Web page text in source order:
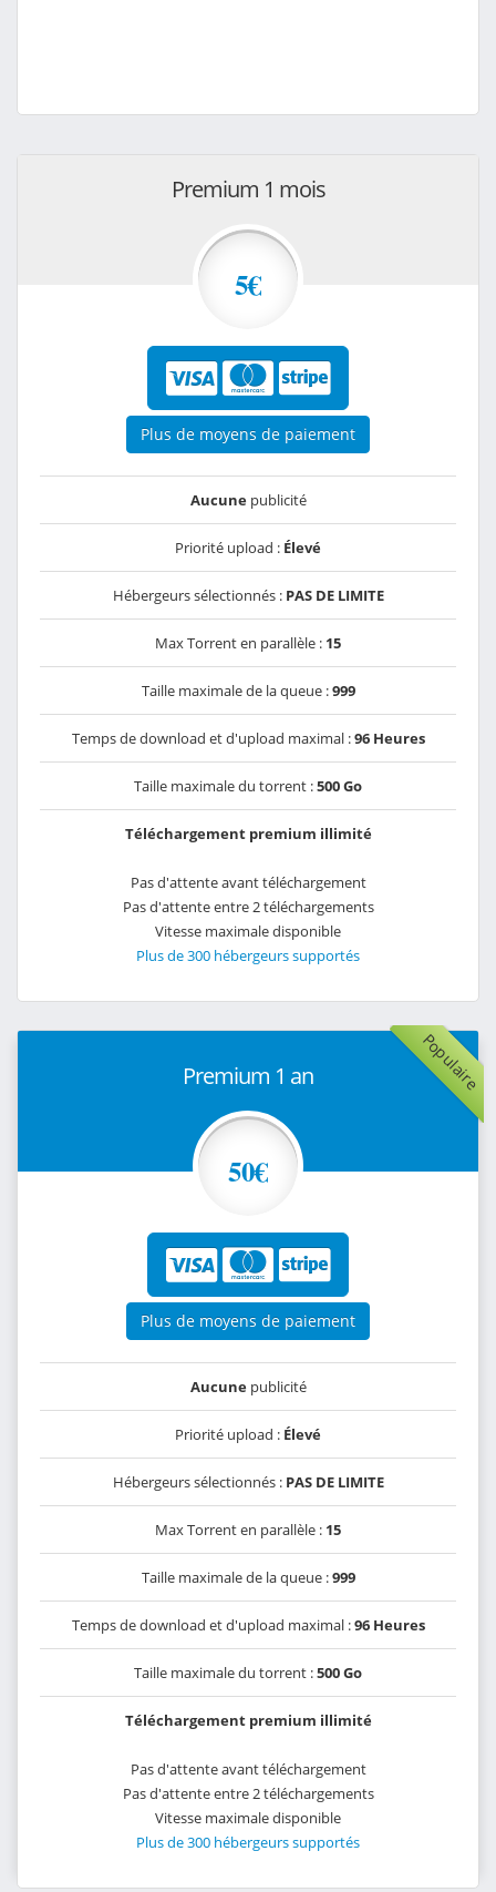
Premium 1 mois
5€
Plus de moyens de paiement
Aucunepublicité
Priorité upload : Élevé
Hébergeurs sélectionnés : PAS DE LIMITE
Max Torrent en parallèle : 15
Taille maximale de la queue :999
Temps de download et d'upload maximal :96 Heures
Taille maximale du torrent :500 Go
Téléchargement premium illimité
Pas d'attente avant téléchargement
Pas d'attente entre 2 téléchargements
Vitesse maximale disponible
Plus de 300 hébergeurs supportés
Populaire
Premium 1 an
50€
Plus de moyens de paiement
Aucunepublicité
Priorité upload : Élevé
Hébergeurs sélectionnés : PAS DE LIMITE
Max Torrent en parallèle : 15
Taille maximale de la queue :999
Temps de download et d'upload maximal :96 Heures
Taille maximale du torrent :500 Go
Téléchargement premium illimité
Pas d'attente avant téléchargement
Pas d'attente entre 2 téléchargements
Vitesse maximale disponible
Plus de 300 hébergeurs supportés